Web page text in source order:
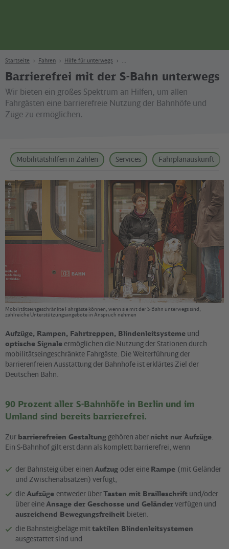
Startseite Fahren Hilfe für unterwegs
Barrierefrei mit der S-Bahn unterwegs
Wir bieten ein großes Spektrum an Hilfen, um allen
Fahrgästen eine barrierefreie Nutzung der Bahnhöfe und
Züge zu ermöglichen.
Mobilitätshilfen in Zahlen Services Fahrplanauskunft
©
Hans Friedrich
Mobilitätseingeschränkte Fahrgäste können, wenn sie mit der S-Bahn unterwegs sind,
zahlreiche Unterstützungsangebote in Anspruch nehmen
Aufzüge, Rampen, Fahrtreppen, Blindenleitsysteme und
optische Signale ermöglichen die Nutzung der Stationen durch
mobilitätseingeschränkte Fahrgäste. Die Weiterführung der
barrierenfreien Ausstattung der Bahnhofe ist erklärtes Ziel der
Deutschen Bahn.
90 Prozent aller S-Bahnhöfe in Berlin und im
Umland sind bereits barrierefrei.
Zur barrierefreien Gestaltung gehören aber nicht nur Aufzüge
Ein S-Bahnhof gilt erst dann als komplett barrierefrei, wenn
der Bahnsteig über einen Aufzug oder eine Rampe (mit Geländer
und Zwischenabsätzen) verfügt,
die Aufzüge entweder überTasten mit Brailleschrift und/oder
über eine Ansage der Geschosse und Geländerverfügen und
ausreichend Bewegungsfreiheit bieten.
die Bahnsteigbeläge mittaktilen Blindenleitsystemen
ausgestattet sind und